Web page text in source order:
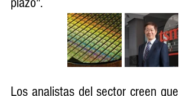
Los analistas del sector creen que